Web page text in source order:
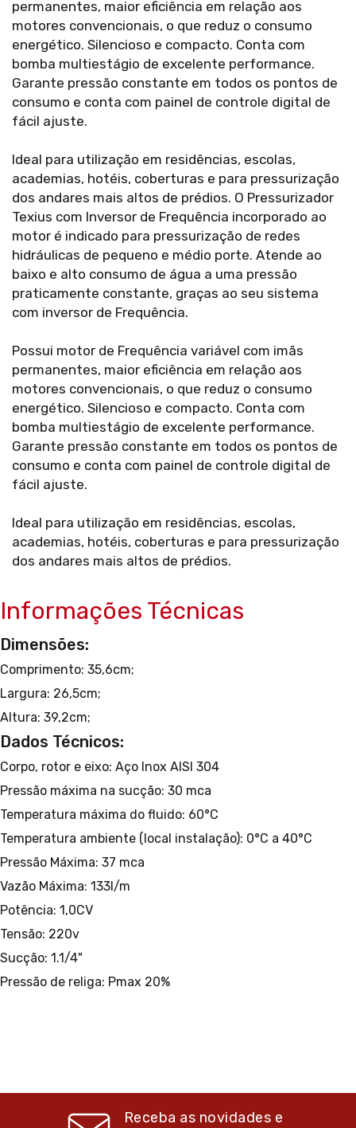
permanentes, maior eficiência em relação aos
motores convencionais, o que reduz o consumo
energético. Silencioso e compacto. Conta com
bomba multiestágio de excelente performance.
Garante pressão constante em todos os pontos de
consumo e conta com painel de controle digital de
fácil ajuste.
Ideal para utilização em residências, escolas,
academias, hotéis, coberturas e para pressurização
dos andares mais altos de prédios. O Pressurizador
Texius com Inversor de Frequência incorporado ao
motor é indicado para pressurização de redes
hidráulicas de pequeno e médio porte. Atende ao
baixo e alto consumo de água a uma pressão
praticamente constante, graças ao seu sistema
com inversor de Frequência.
Possui motor de Frequência variável com imãs
permanentes, maior eficiência em relação aos
motores convencionais, o que reduz o consumo
energético. Silencioso e compacto. Conta com
bomba multiestágio de excelente performance.
Garante pressão constante em todos os pontos de
consumo e conta com painel de controle digital de
fácil ajuste.
Ideal para utilização em residências, escolas,
academias, hotéis, coberturas e para pressurização
dos andares mais altos de prédios.
Informações Técnicas
Dimensões:
Comprimento: 35,6cm;
Largura: 26,5cm;
Altura: 39,2cm;
Dados Técnicos:
Corpo, rotor e eixo: Aço Inox AISI 304
Pressão máxima na sucção: 30 mca
Temperatura máxima do fluido: 60°C
Temperatura ambiente (local instalação): 0°C a 40°C
Pressão Máxima: 37 mca
Vazão Máxima: 133l/m
Potência: 1,0CV
Tensão: 220v
Sucção: 1.1/4"
Pressão de religa: Pmax 20%
Receba as novidades e